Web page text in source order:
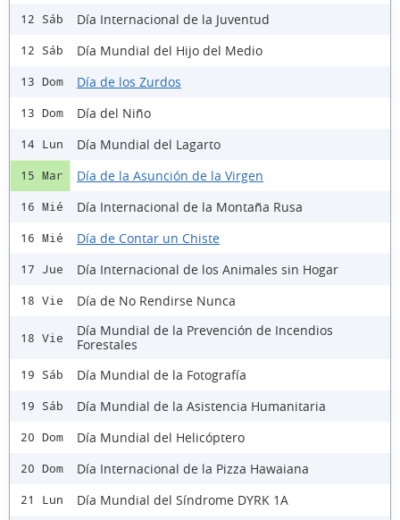
12 Sáb Día Internacional de la Juventud
12 Sáb Día Mundial del Hijo del Medio
13 Dom Día de los Zurdos
13 Dom Día del Niño
14 Lun Día Mundial del Lagarto
15 Mar Día de la Asunción de la Virgen
16 Mié Día Internacional de la Montaña Rusa
16 Mié Día de Contar un Chiste
17 Jue Día Internacional de los Animales sin Hogar
18 Vie Día de No Rendirse Nunca
18 Vie
Día Mundial de la Prevención de Incendios
Forestales
19 Sáb Día Mundial de la Fotografía
19 Sáb Día Mundial de la Asistencia Humanitaria
20 Dom Día Mundial del Helicóptero
20 Dom Día Internacional de la Pizza Hawaiana
21 Lun Día Mundial del Síndrome DYRK 1A